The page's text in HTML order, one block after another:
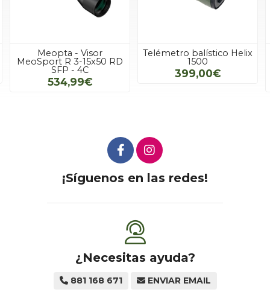
Meopta - Visor
MeoSport R 3-15x50 RD
SFP - 4C
534,99€
Telémetro balístico Helix
1500
399,00€
¡Síguenos en las redes!
¿Necesitas ayuda?
881 168 671 ENVIAR EMAIL